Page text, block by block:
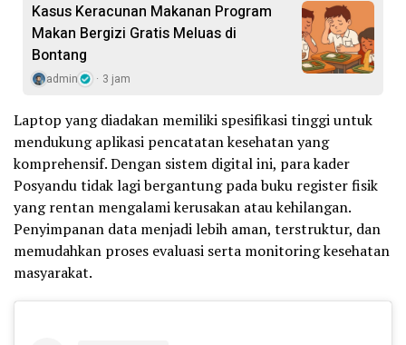
Kasus Keracunan Makanan Program
Makan Bergizi Gratis Meluas di
Bontang
admin 3 jam
Laptop yang diadakan memiliki spesifikasi tinggi untuk
mendukung aplikasi pencatatan kesehatan yang
komprehensif. Dengan sistem digital ini, para kader
Posyandu tidak lagi bergantung pada buku register fisik
yang rentan mengalami kerusakan atau kehilangan.
Penyimpanan data menjadi lebih aman, terstruktur, dan
memudahkan proses evaluasi serta monitoring kesehatan
masyarakat.